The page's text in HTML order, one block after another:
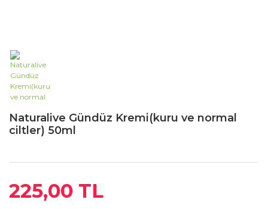
Naturalive Gündüz Kremi(kuru ve normal
ciltler) 50ml
225,00 TL